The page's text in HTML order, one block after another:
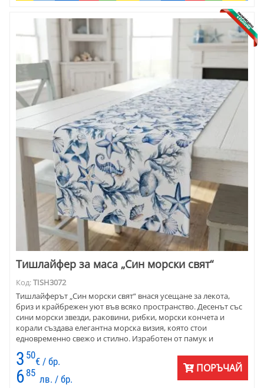
Тишлайфер за маса „Син морски свят“
Код:TISH3072
Тишлайферът „Син морски свят“ внася усещане за лекота,
бриз и крайбрежен уют във всяко пространство. Десенът със
сини морски звезди, раковини, рибки, морски кончета и
корали създава елегантна морска визия, която стои
едновременно свежо и стилно. Изработен от памук и
полиестер , моделът е практичен, приятен на допир и лесен за
поддръжка. Отличен избор за домове, летни тераси и
заведения с морска тематика.
3 50
€ / бр.
6 85
лв. / бр.
ПОРЪЧАЙ